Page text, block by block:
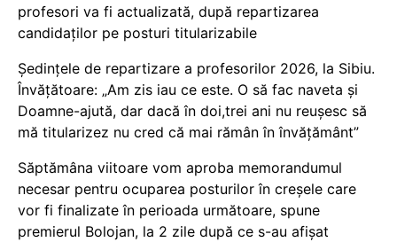
profesori va fi actualizată, după repartizarea
candidaților pe posturi titularizabile
Ședințele de repartizare a profesorilor 2026, la Sibiu.
Învățătoare: „Am zis iau ce este. O să fac naveta și
Doamne-ajută, dar dacă în doi,trei ani nu reușesc să
mă titularizez nu cred că mai rămân în învățământ”
Săptămâna viitoare vom aproba memorandumul
necesar pentru ocuparea posturilor în creșele care
vor fi finalizate în perioada următoare, spune
premierul Bolojan, la 2 zile după ce s-au afișat